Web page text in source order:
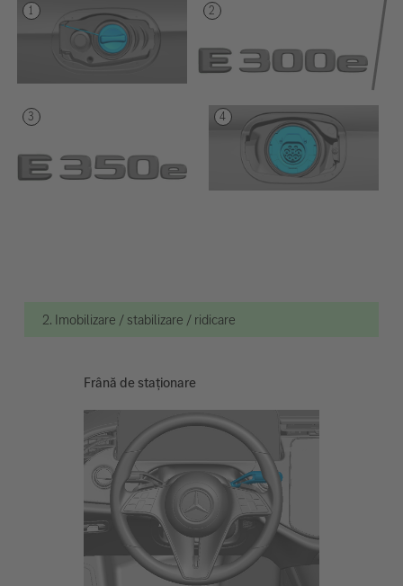
2. Imobilizare / stabilizare / ridicare
Frână de staționare